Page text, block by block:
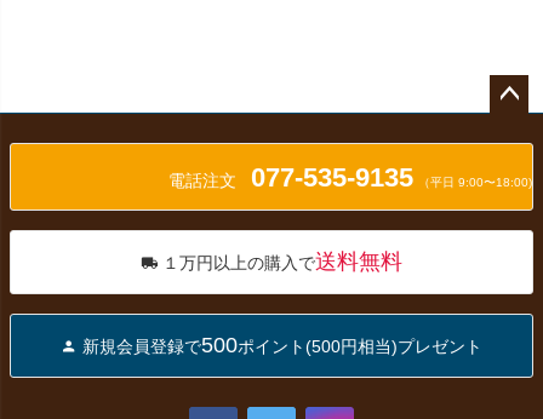
ップ
電話注文 077-535-9135 （平日 9:00〜18:00)
１万円以上の購入で送料無料
新規会員登録で500ポイント(500円相当)プレゼント